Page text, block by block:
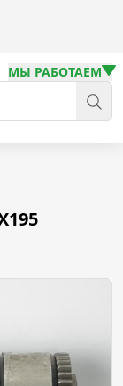
МЫ РАБОТАЕМ